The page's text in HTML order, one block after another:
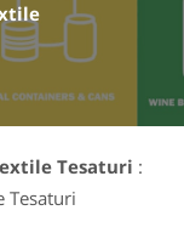
Tesaturi :
Tesaturi